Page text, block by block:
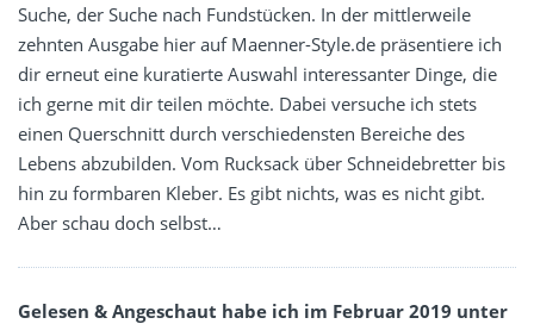
Suche, der Suche nach Fundstücken. In der mittlerweile
zehnten Ausgabe hier auf Maenner-Style.de präsentiere ich
dir erneut eine kuratierte Auswahl interessanter Dinge, die
ich gerne mit dir teilen möchte. Dabei versuche ich stets
einen Querschnitt durch verschiedensten Bereiche des
Lebens abzubilden. Vom Rucksack über Schneidebretter bis
hin zu formbaren Kleber. Es gibt nichts, was es nicht gibt.
Aber schau doch selbst…
Gelesen & Angeschaut habe ich im Februar 2019 unter